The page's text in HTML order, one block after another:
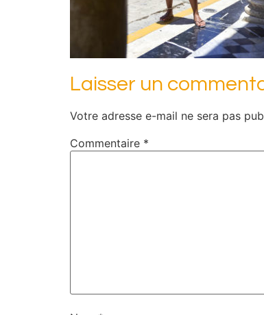
Laisser un
Votre adresse e-mail ne sera pas
Commentaire *